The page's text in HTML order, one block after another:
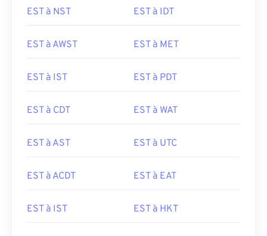
EST à NST EST à IDT
EST à AWST EST à MET
EST à IST EST à PDT
EST à CDT EST à WAT
EST à AST EST à UTC
EST à ACDT EST à EAT
EST à IST EST à HKT